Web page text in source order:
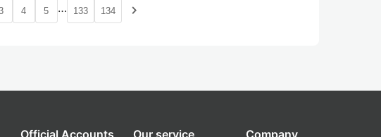
4 5 … 133 134 navigate_next
Official Accounts Our service Company